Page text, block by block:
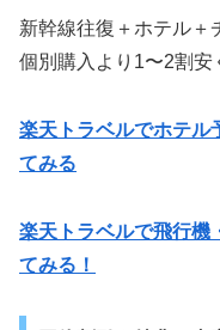
新幹線往復＋ホテル＋
個別購入より1〜2割安
楽天トラベルでホテル
てみる
楽天トラベルで飛行機
てみる！